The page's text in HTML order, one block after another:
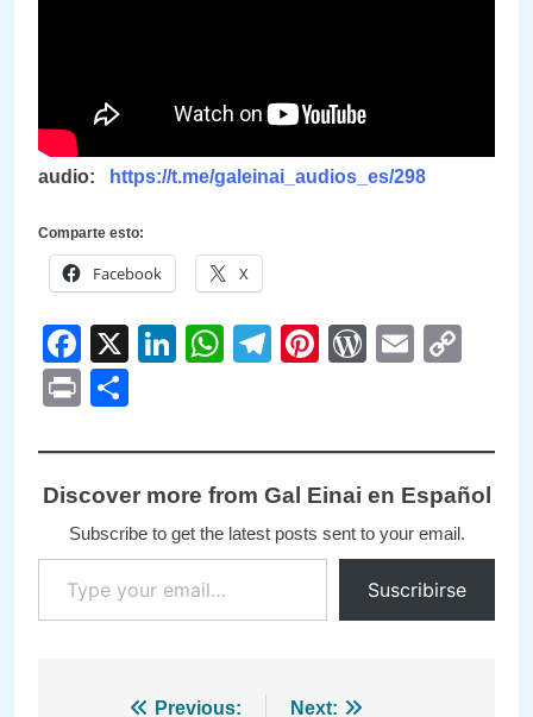
audio: https://t.me/galeinai_audios_es/298
Comparte esto:
Facebook X
Facebook
X LinkedIn
WhatsApp
Telegram
PinterestEmail
Print
Discover more from Gal Einai en Español
Subscribe to get the latest posts sent to your email.
Type your email…
Suscribirse
Previous: Next: